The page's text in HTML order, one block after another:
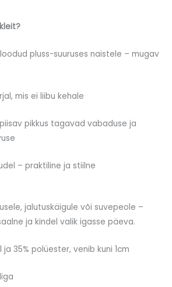
pluss-suuruses naistele – mugav
mis ei liibu kehale
pikkus tagavad vabaduse ja
– praktiline ja stiilne
jalutuskäigule või suvepeole –
ja kindel valik igasse päeva.
35% polüester, venib kuni 1cm